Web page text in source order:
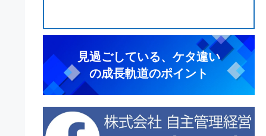
見過ごしている、ケタ違い
の成長軌道のポイント